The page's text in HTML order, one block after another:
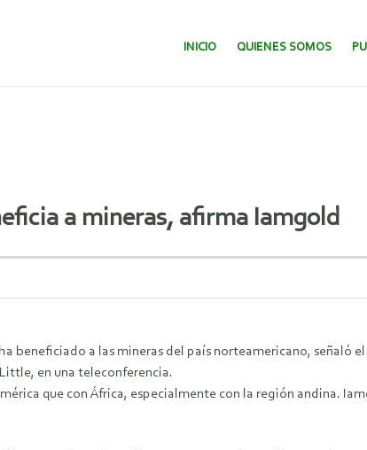
SALTAR AL CONTENIDO.
INICIO QUIENES SOMOS
a mineras, afirma Iamgold
beneficiado a las mineras del país norteamericano, señaló
en una teleconferencia.
que con África, especialmente con la región andina.